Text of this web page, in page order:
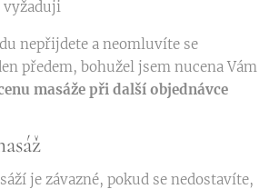
vyžaduji
nepřijdete a neomluvíte se
předem, bohužel jsem nucena Vám
masáže při další objednávce
je závazné, pokud se nedostavíte,